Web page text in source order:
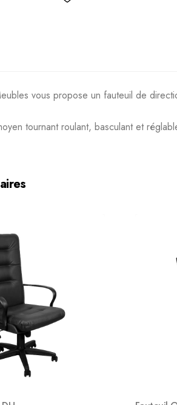
vous propose un fauteuil de
tournant roulant, basculant et